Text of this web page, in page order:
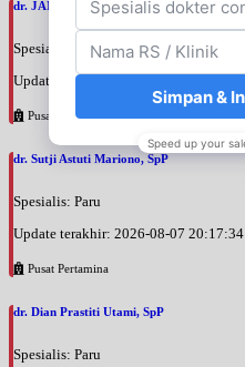
dr. JANUAR HABIBI, SpP
Spesialis: Paru
Update terakhir: 2026-08-07 20:23:50
Pusat Pertamina
dr. Sutji Astuti Mariono, SpP
Spesialis: Paru
Update terakhir: 2026-08-07 20:17:34
Pusat Pertamina
dr. Dian Prastiti Utami, SpP
Spesialis: Paru